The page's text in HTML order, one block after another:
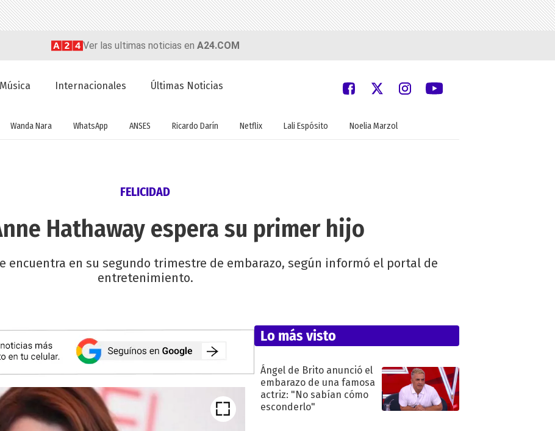
Ver las ultimas noticias en A24.COM
Música Internacionales Últimas Noticias
Wanda Nara WhatsApp ANSES Ricardo Darín Netflix Lali Espósito Noelia Marzol
FELICIDAD
Hathaway espera su primer hijo
encuentra en su segundo trimestre de embarazo, según informó el portal de
entretenimiento.
Lo más visto
Ángel de Brito anunció el
embarazo de una famosa
actriz: "No sabían cómo
esconderlo"